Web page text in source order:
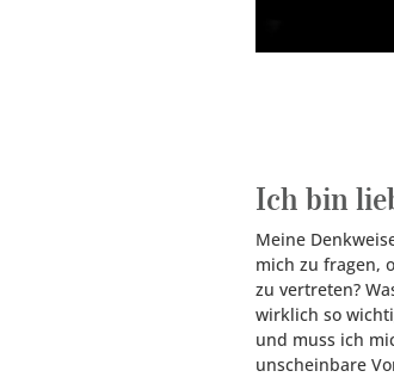
Ich bin
Meine
mich zu fragen,
zu vertreten?
wirklich so
und muss ich
unscheinbare